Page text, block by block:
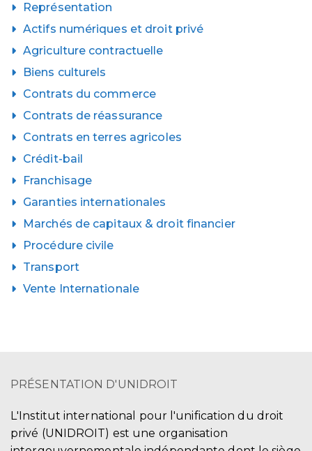
Représentation
Actifs numériques et droit privé
Agriculture contractuelle
Biens culturels
Contrats du commerce
Contrats de réassurance
Contrats en terres agricoles
Crédit-bail
Franchisage
Garanties internationales
Marchés de capitaux & droit financier
Procédure civile
Transport
Vente Internationale
PRÉSENTATION D'UNIDROIT
L'Institut international pour l'unification du droit
privé (UNIDROIT) est une organisation